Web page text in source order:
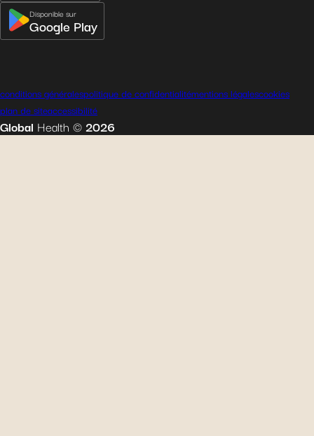
Disponible sur
Google Play
Global Health ©2026
conditions généralespolitique de confidentialitémentions légalescookies
plan de siteaccessibilité